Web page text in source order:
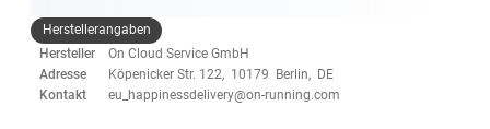
Herstellerangaben
Hersteller
On Cloud Service GmbH
Adresse
Köpenicker Str. 122, 10179 Berlin, DE
Kontakt
eu_happinessdelivery@on-running.com